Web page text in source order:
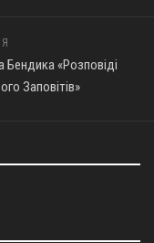
Бендика «Розповіді
Заповітів»